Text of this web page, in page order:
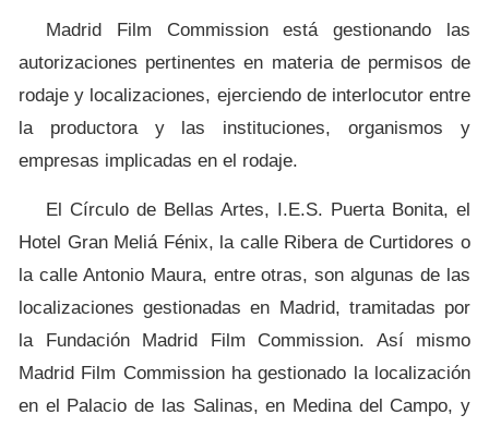
Madrid Film Commission está gestionando las
autorizaciones pertinentes en materia de permisos de
rodaje y localizaciones, ejerciendo de interlocutor entre
la productora y las instituciones, organismos y
empresas implicadas en el rodaje.
El Círculo de Bellas Artes, I.E.S. Puerta Bonita, el
Hotel Gran Meliá Fénix, la calle Ribera de Curtidores o
la calle Antonio Maura, entre otras, son algunas de las
localizaciones gestionadas en Madrid, tramitadas por
la Fundación Madrid Film Commission. Así mismo
Madrid Film Commission ha gestionado la localización
en el Palacio de las Salinas, en Medina del Campo, y